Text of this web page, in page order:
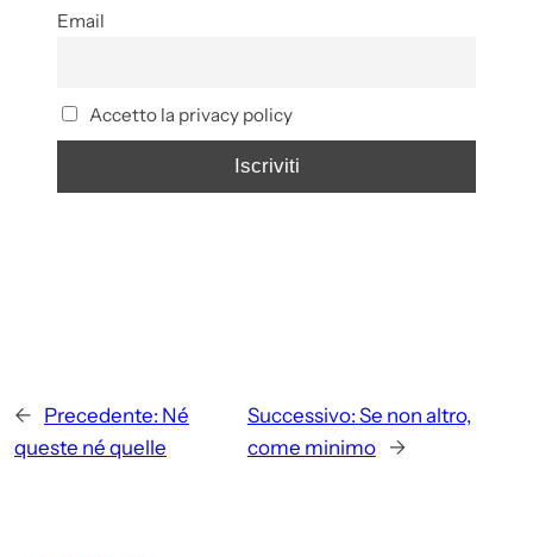
Email
Accetto la privacy policy
← Precedente: Né
queste né quelle
Successivo: Se non altro,
come minimo
→